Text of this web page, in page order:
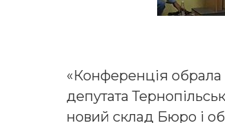
«Конференція обрала
депутата
новий склад Бюро і